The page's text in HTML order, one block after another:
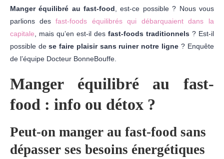
Manger équilibré au fast-food , est-ce possible ? Nous vous
parlions des fast-foods équilibrés qui débarquaient dans la
capitale , mais qu’en est-il des fast-foods traditionnels ? Est-il
possible de se faire plaisir sans ruiner notre ligne ? Enquête
de l’équipe Docteur BonneBouffe.
Manger équilibré au fast-
food : info ou détox ?
Peut-on manger au fast-food sans
dépasser ses besoins énergétiques